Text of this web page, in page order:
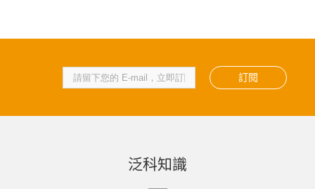
訂閱
泛科知識